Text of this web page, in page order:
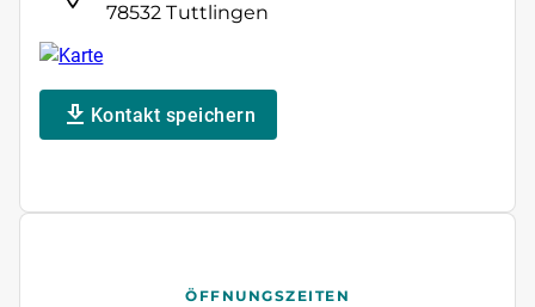
78532 Tuttlingen
Kontakt speichern
ÖFFNUNGSZEITEN